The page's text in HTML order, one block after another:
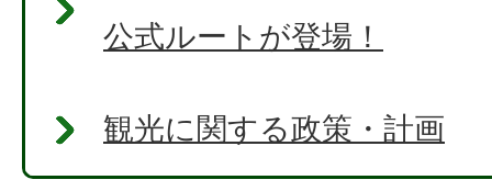
公式ルートが登場！
観光に関する政策・計画